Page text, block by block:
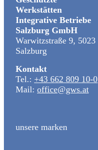
Werkstätten
Integrative Betriebe
Salzburg GmbH
Warwitzstraße 9, 5023
Salzburg
Kontakt
Tel.: +43 662 809 10-0
Mail: office@gws.at
unsere marken